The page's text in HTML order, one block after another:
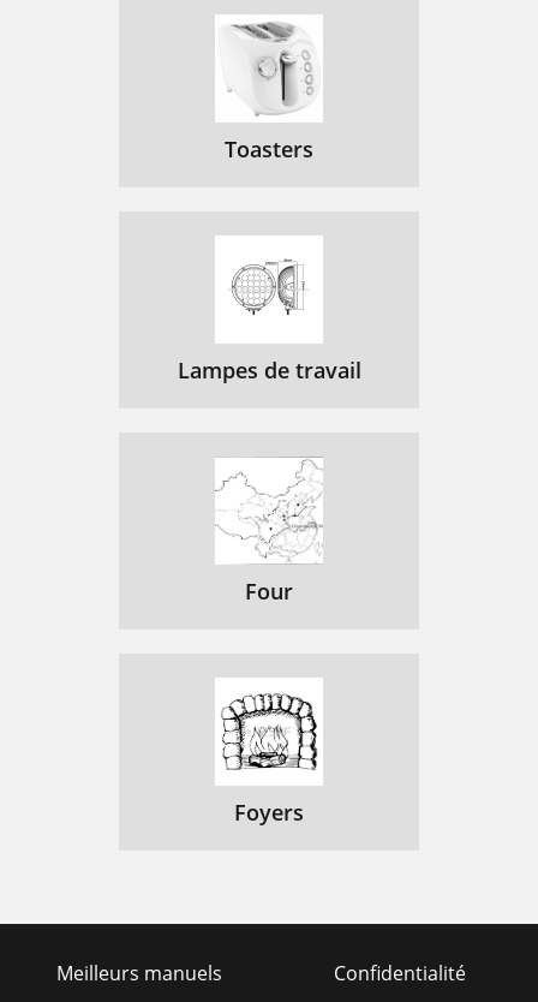
Toasters
Lampes de travail
Four
Foyers
Meilleurs manuels
Confidentialité